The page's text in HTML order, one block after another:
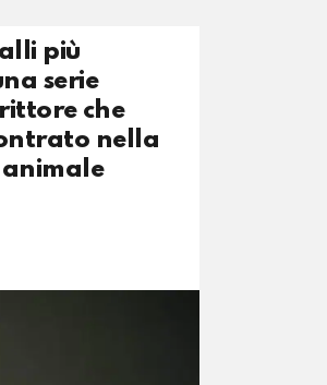
più
serie
che
nella
animale